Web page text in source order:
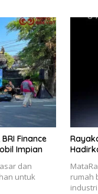
Finance
Impian
dan
untuk
rumah